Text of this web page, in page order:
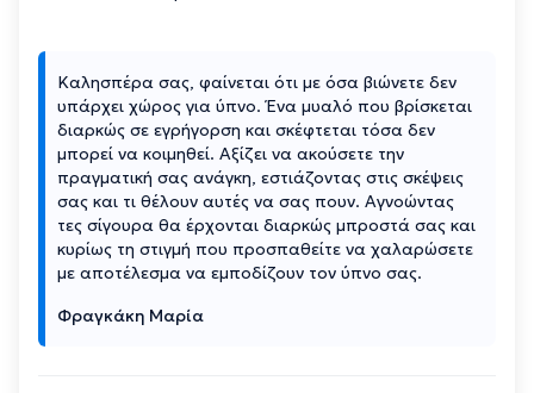
Καλησπέρα σας, φαίνεται ότι με όσα βιώνετε δεν
υπάρχει χώρος για ύπνο. Ένα μυαλό που βρίσκεται
διαρκώς σε εγρήγορση και σκέφτεται τόσα δεν
μπορεί να κοιμηθεί. Αξίζει να ακούσετε την
πραγματική σας ανάγκη, εστιάζοντας στις σκέψεις
σας και τι θέλουν αυτές να σας πουν. Αγνοώντας
τες σίγουρα θα έρχονται διαρκώς μπροστά σας και
κυρίως τη στιγμή που προσπαθείτε να χαλαρώσετε
με αποτέλεσμα να εμποδίζουν τον ύπνο σας.
Φραγκάκη Μαρία